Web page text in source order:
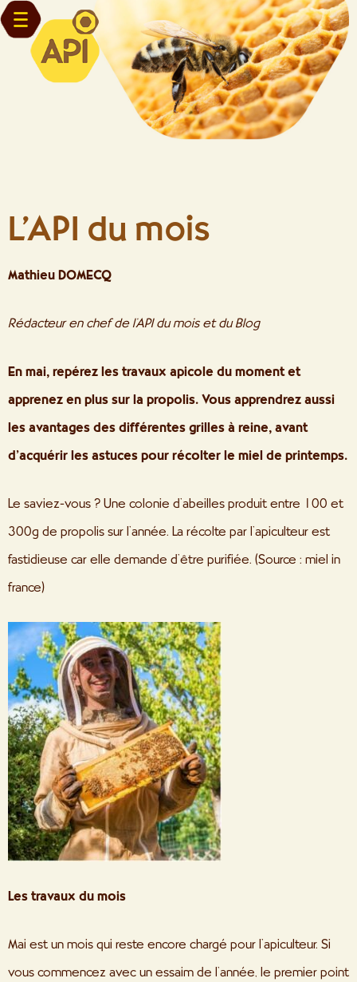
L’API du mois
Mathieu DOMECQ
Rédacteur en chef de l’API du mois et du Blog
En mai, repérez les travaux apicole du moment et
apprenez en plus sur la propolis. Vous apprendrez aussi
les avantages des différentes grilles à reine, avant
d’acquérir les astuces pour récolter le miel de printemps.
Le saviez-vous ? Une colonie d’abeilles produit entre 100 et
300g de propolis sur l’année. La récolte par l’apiculteur est
fastidieuse car elle demande d’être purifiée. (Source : miel in
france)
Les travaux du mois
Mai est un mois qui reste encore chargé pour l’apiculteur. Si
vous commencez avec un essaim de l’année, le premier point